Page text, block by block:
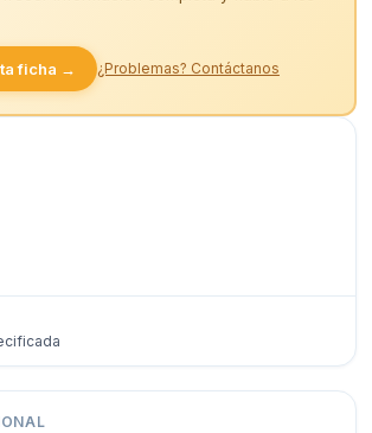
ficha → ¿Problemas? Contáctanos